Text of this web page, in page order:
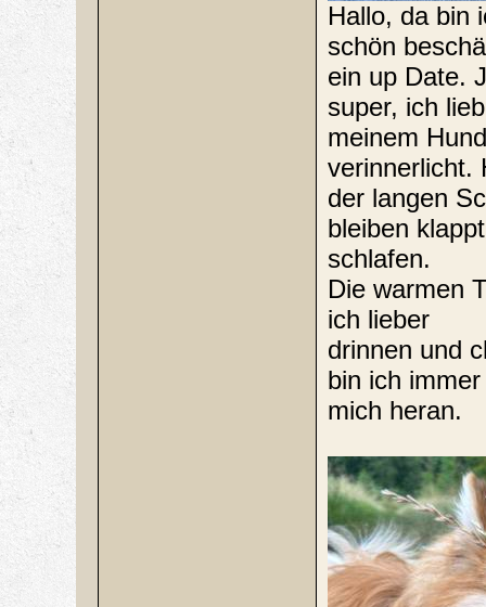
Hallo, da bin
schön
ein up Date.
super, ich
meinem
verinnerlicht.
der langen
bleiben
schlafen.
Die warmen
ich lieber
drinnen und
bin ich
mich heran.